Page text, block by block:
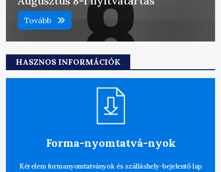
Tovább
HASZNOS INFORMÁCIÓK
Forma-nyomtatvá-nyok
Kérelem formanyomtatványok és szálláshely-bejelentő lap